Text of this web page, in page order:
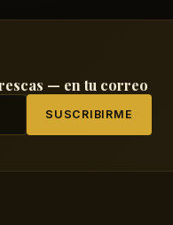
— en tu correo
SUSCRIBIRME